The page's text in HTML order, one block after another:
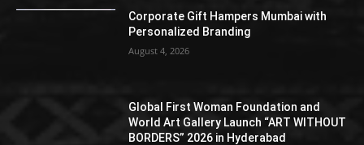
Corporate Gift Hampers Mumbai with
Personalized Branding
August 4, 2026
Global First Woman Foundation and
World Art Gallery Launch “ART WITHOUT
BORDERS” 2026 in Hyderabad